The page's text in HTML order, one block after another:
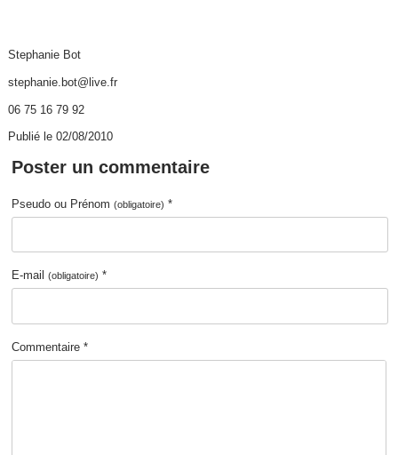
Stephanie Bot
stephanie.bot@live.fr
06 75 16 79 92
Publié le 02/08/2010
Poster un commentaire
Pseudo ou Prénom(obligatoire) *
E-mail(obligatoire) *
Commentaire *